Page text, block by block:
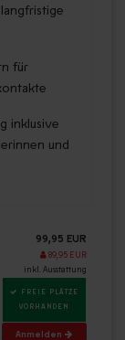
für
inklusive
und
99,95 EUR
89,95 EUR
inkl. Ausstattung
FREIE PLÄTZE
VORHANDEN
Anmelden